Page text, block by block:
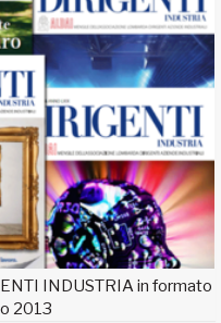
INDUSTRIA in formato
2013